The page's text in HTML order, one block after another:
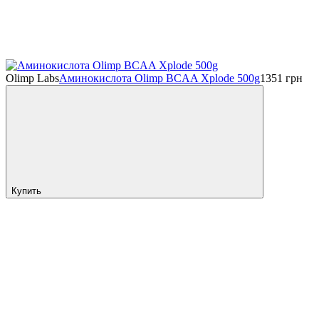
Olimp LabsАминокислота Olimp BCAA Xplode 500g1351 грн
Купить